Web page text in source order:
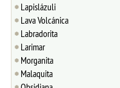
Lapislázuli
Lava Volcánica
Labradorita
Larimar
Morganita
Malaquita